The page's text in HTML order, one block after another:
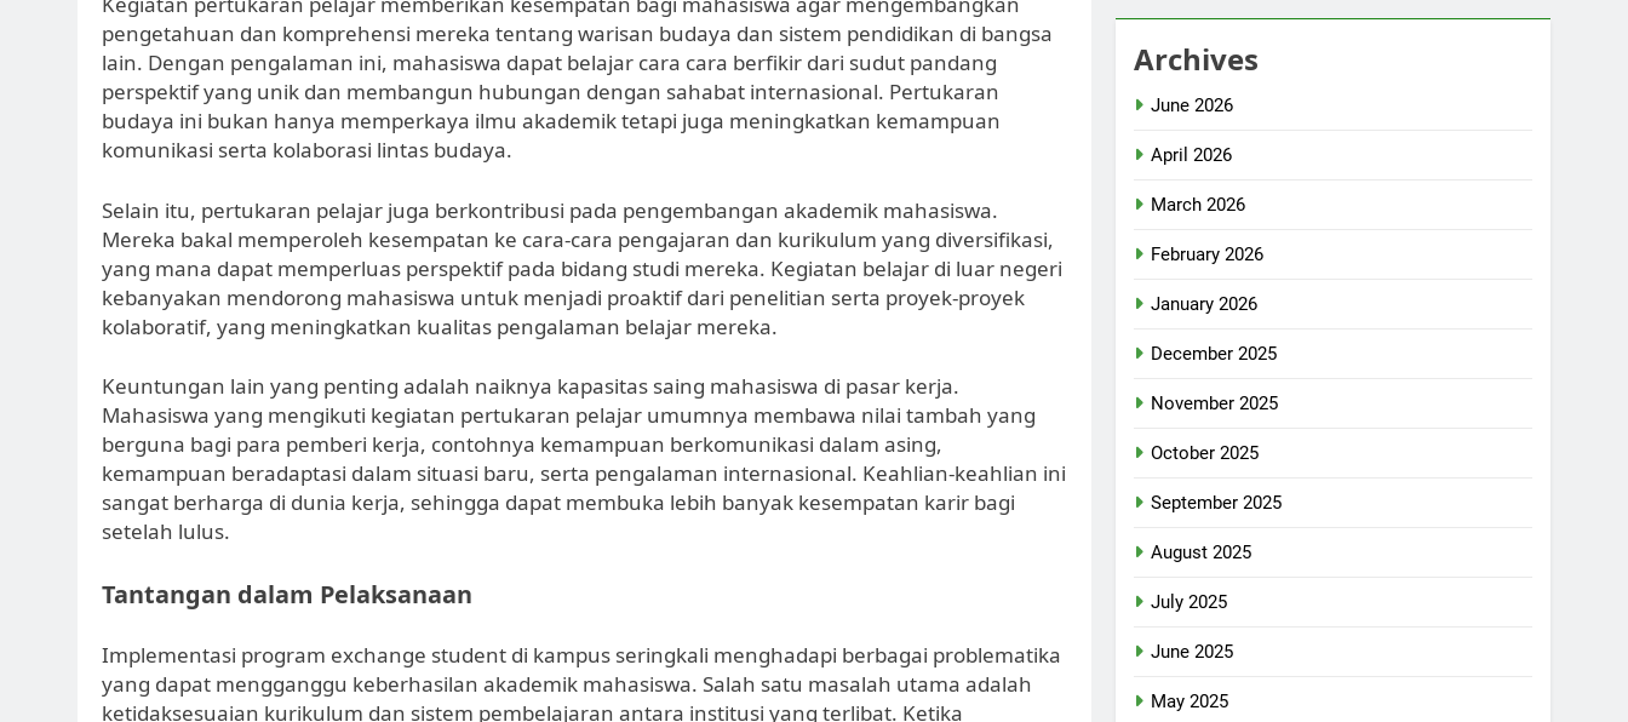
pengetahuan dan komprehensi mereka tentang warisan budaya dan sistem pendidikan di bangsa
lain. Dengan pengalaman ini, mahasiswa dapat belajar cara cara berfikir dari sudut pandang
perspektif yang unik dan membangun hubungan dengan sahabat internasional. Pertukaran
budaya ini bukan hanya memperkaya ilmu akademik tetapi juga meningkatkan kemampuan
komunikasi serta kolaborasi lintas budaya.
Selain itu, pertukaran pelajar juga berkontribusi pada pengembangan akademik mahasiswa.
Mereka bakal memperoleh kesempatan ke cara-cara pengajaran dan kurikulum yang diversifikasi,
yang mana dapat memperluas perspektif pada bidang studi mereka. Kegiatan belajar di luar negeri
kebanyakan mendorong mahasiswa untuk menjadi proaktif dari penelitian serta proyek-proyek
kolaboratif, yang meningkatkan kualitas pengalaman belajar mereka.
Keuntungan lain yang penting adalah naiknya kapasitas saing mahasiswa di pasar kerja.
Mahasiswa yang mengikuti kegiatan pertukaran pelajar umumnya membawa nilai tambah yang
berguna bagi para pemberi kerja, contohnya kemampuan berkomunikasi dalam asing,
kemampuan beradaptasi dalam situasi baru, serta pengalaman internasional. Keahlian-keahlian ini
sangat berharga di dunia kerja, sehingga dapat membuka lebih banyak kesempatan karir bagi
setelah lulus.
Tantangan dalam Pelaksanaan
Implementasi program exchange student di kampus seringkali menghadapi berbagai problematika
yang dapat mengganggu keberhasilan akademik mahasiswa. Salah satu masalah utama adalah
ketidaksesuaian kurikulum dan sistem pembelajaran antara institusi yang terlibat. Ketika
Archives
June 2026
April 2026
March 2026
February 2026
January 2026
December 2025
November 2025
October 2025
September 2025
August 2025
July 2025
June 2025
May 2025